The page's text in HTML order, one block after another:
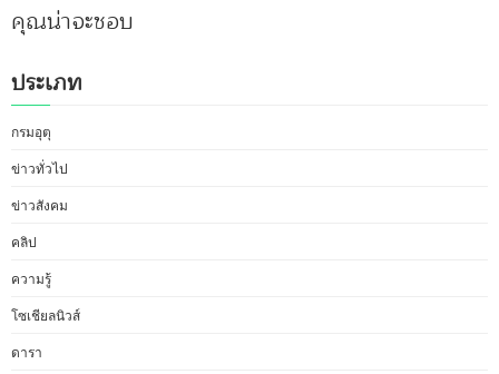
คุณน่าจะชอบ
ประเภท
กรมอุตุ
ข่าวทั่วไป
ข่าวสังคม
คลิป
ความรู้
โซเชียลนิวส์
ดารา